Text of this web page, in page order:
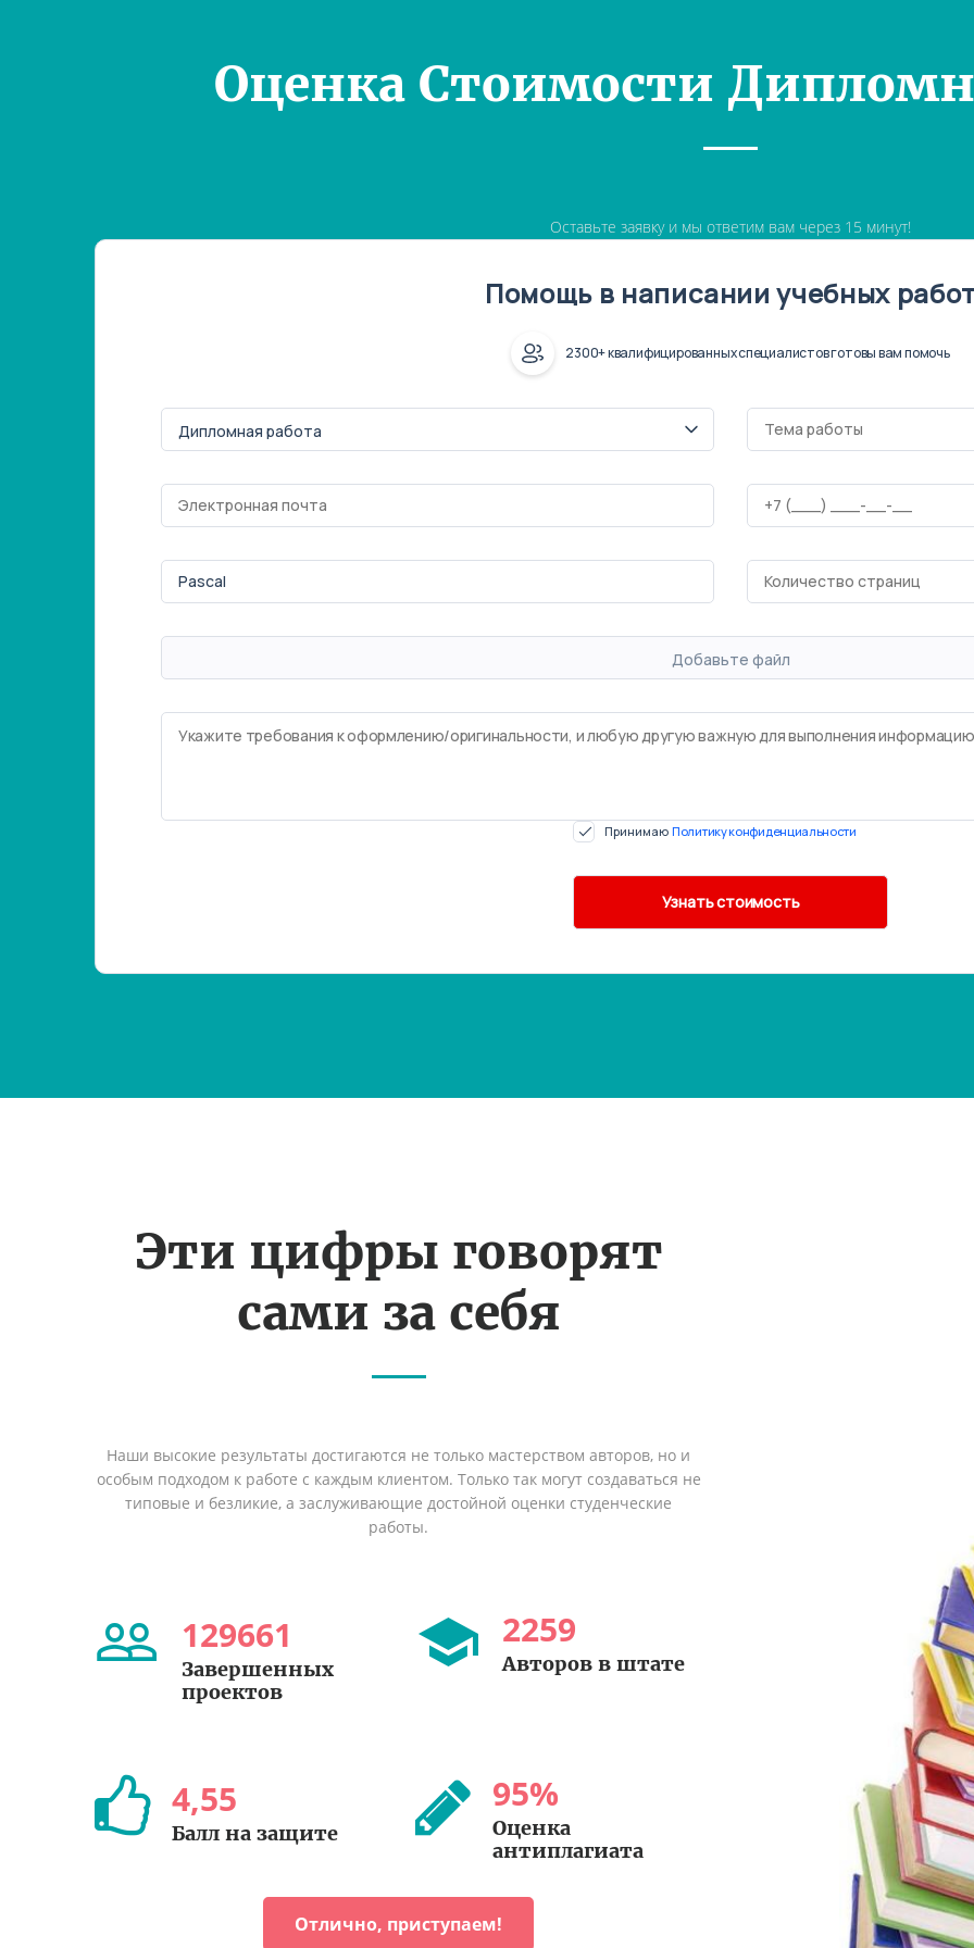
Оценка Стоимости
Оставьте заявку и мы ответим вам через 15 минут!
Помощь в написании учебных
2300+ квалифицированных специалистов готовы вам помочь
Добавьте файл
Принимаю Политику конфиденциальности
Эти цифры говорят
сами за себя
Наши высокие результаты достигаются не только мастерством авторов, но и
особым подходом к работе с каждым клиентом. Только так могут создаваться не
типовые и безликие, а заслуживающие достойной оценки студенческие
работы.
129661
Завершенных
проектов
2259
Авторов в штате
4,55
Балл на защите
95%
Оценка
антиплагиата
Отлично, приступаем!